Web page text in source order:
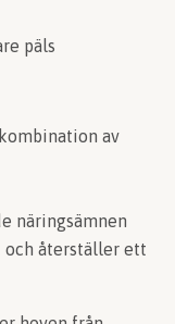
päls
av
näringsämnen
och återställer ett